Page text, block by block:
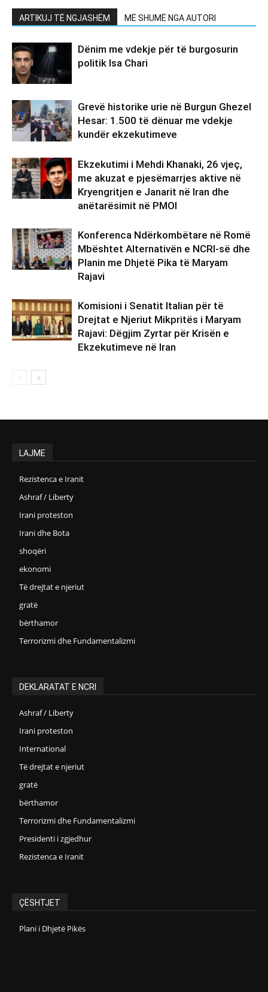
ARTIKUJ TË NGJASHËM MË SHUMË NGA AUTORI
Dënim me vdekje për të burgosurin
politik Isa Chari
Grevë historike urie në Burgun Ghezel
Hesar: 1.500 të dënuar me vdekje
kundër ekzekutimeve
Ekzekutimi i Mehdi Khanaki, 26 vjeç,
me akuzat e pjesëmarrjes aktive në
Kryengritjen e Janarit në Iran dhe
anëtarësimit në PMOI
Konferenca Ndërkombëtare në Romë
Mbështet Alternativën e NCRI-së dhe
Planin me Dhjetë Pika të Maryam
Rajavi
Komisioni i Senatit Italian për të
Drejtat e Njeriut Mikpritës i Maryam
Rajavi: Dëgjim Zyrtar për Krisën e
Ekzekutimeve në Iran
LAJME
Rezistenca e Iranit
Ashraf / Liberty
Irani proteston
Irani dhe Bota
shoqëri
ekonomi
Të drejtat e njeriut
gratë
bërthamor
Terrorizmi dhe Fundamentalizmi
DEKLARATAT E NCRI
Ashraf / Liberty
Irani proteston
International
Të drejtat e njeriut
gratë
bërthamor
Terrorizmi dhe Fundamentalizmi
Presidenti i zgjedhur
Rezistenca e Iranit
ÇËSHTJET
Plani i Dhjetë Pikës